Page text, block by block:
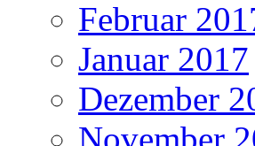
Februar
Januar 2017
Dezember
November